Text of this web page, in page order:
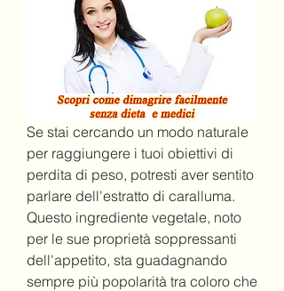
Se stai cercando un modo naturale
per raggiungere i tuoi obiettivi di
perdita di peso, potresti aver sentito
parlare dell'estratto di caralluma.
Questo ingrediente vegetale, noto
per le sue proprietà soppressanti
dell'appetito, sta guadagnando
sempre più popolarità tra coloro che